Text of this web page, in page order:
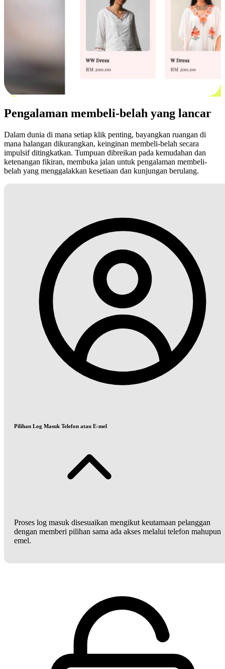
Pengalaman membeli-belah yang lancar
Dalam dunia di mana setiap klik penting, bayangkan ruangan di
mana halangan dikurangkan, keinginan membeli-belah secara
impulsif ditingkatkan. Tumpuan dibreikan pada kemudahan dan
ketenangan fikiran, membuka jalan untuk pengalaman membeli-
belah yang menggalakkan kesetiaan dan kunjungan berulang.
Pilihan Log Masuk Telefon atau E-mel
Proses log masuk disesuaikan mengikut keutamaan pelanggan
dengan memberi pilihan sama ada akses melalui telefon mahupun
emel.